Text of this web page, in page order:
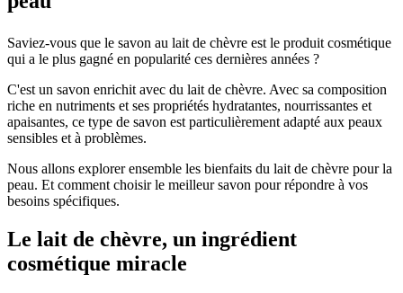
Saviez-vous que le savon au lait de chèvre est le produit cosmétique
qui a le plus gagné en popularité ces dernières années ?
C'est un savon enrichit avec du lait de chèvre. Avec sa composition
riche en nutriments et ses propriétés hydratantes, nourrissantes et
apaisantes, ce type de savon est particulièrement adapté aux peaux
sensibles et à problèmes.
Nous allons explorer ensemble les bienfaits du lait de chèvre pour la
peau. Et comment choisir le meilleur savon pour répondre à vos
besoins spécifiques.
Le lait de chèvre, un ingrédient
cosmétique miracle